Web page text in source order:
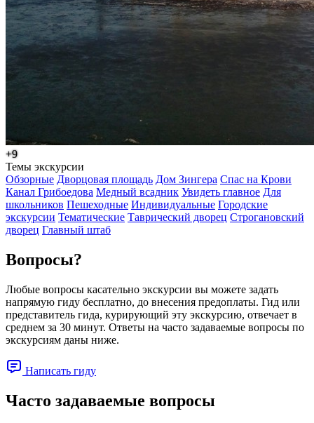
+9
Темы экскурсии
Обзорные Дворцовая площадь Дом Зингера Спас на Крови
Канал Грибоедова Медный всадник Увидеть главное Для
школьников Пешеходные Индивидуальные Городские
экскурсии Тематические Таврический дворец Строгановский
дворец Главный штаб
Вопросы?
Любые вопросы касательно экскурсии вы можете задать
напрямую гиду бесплатно, до внесения предоплаты. Гид или
представитель гида, курирующий эту экскурсию, отвечает в
среднем за 30 минут. Ответы на часто задаваемые вопросы по
экскурсиям даны ниже.
Написать гиду
Часто задаваемые вопросы